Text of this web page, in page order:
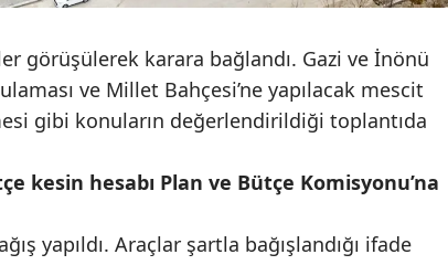
Kayseri
Kırklareli
Kırşehir
Konya
Kütahya
görüşülerek karara bağlandı. Gazi ve İnönü
ve Millet Bahçesi’ne yapılacak mescit
gibi konuların değerlendirildiği toplantıda
kesin hesabı Plan ve Bütçe Komisyonu’na
yapıldı. Araçlar şartla bağışlandığı ifade